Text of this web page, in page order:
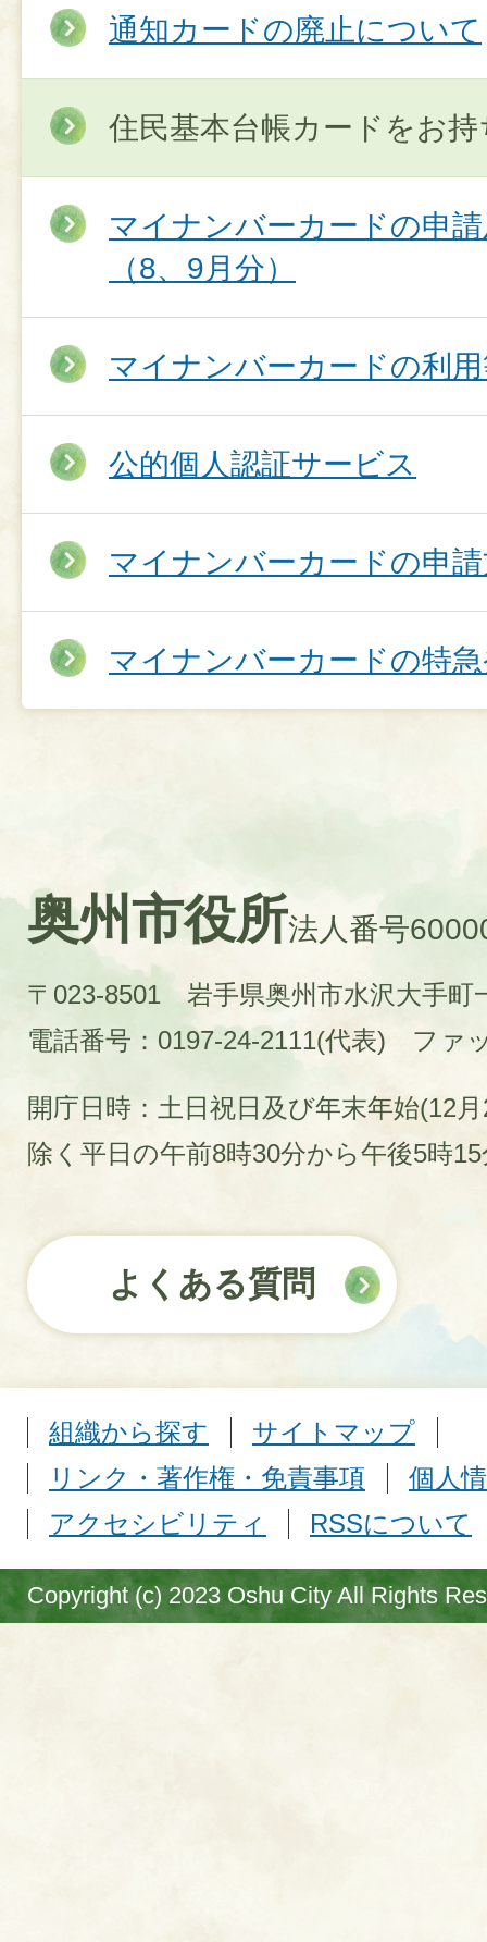
通知カードの廃止について
住民基本台帳カードをお
マイナンバーカードの申
（8、9月分）
マイナンバーカードの利
公的個人認証サービス
マイナンバーカードの申
マイナンバーカードの特
奥州市役所法人番号
〒023-8501 岩手県奥州市水沢大手町
電話番号：0197-24-2111(代表)
ファ
開庁日時：土日祝日及び年末年始(12
除く平日の午前8時30分から午後5時
よくある質問
組織から探す
サイトマップ
リンク・著作権・免責事項
個人
アクセシビリティ
RSSについて
Copyright (c) 2023 Oshu City All Rights